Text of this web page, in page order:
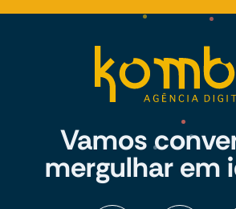
Vamos
mergulhar em